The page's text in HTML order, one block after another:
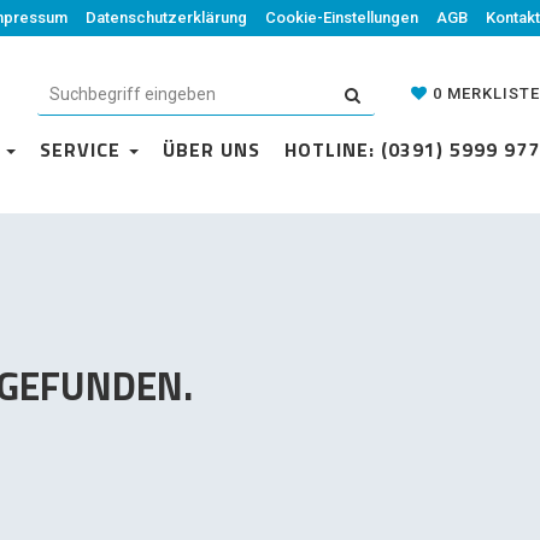
Datenschutzerklärung Cookie-Einstellungen AGB Kontakt
0 MERKLISTE
ÜBER UNS HOTLINE: (0391) 5999 977
Datenschutzerklärung Cookie-Einstellungen AGB Kontakt
0 MERKLISTE
SERVICE ÜBER UNS HOTLINE: (0391) 5999 977